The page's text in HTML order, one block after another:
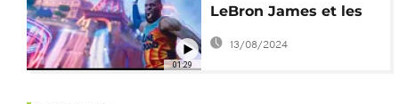
01:29
LeBron James et les
Looney Tunes bientôt
13/08/2024